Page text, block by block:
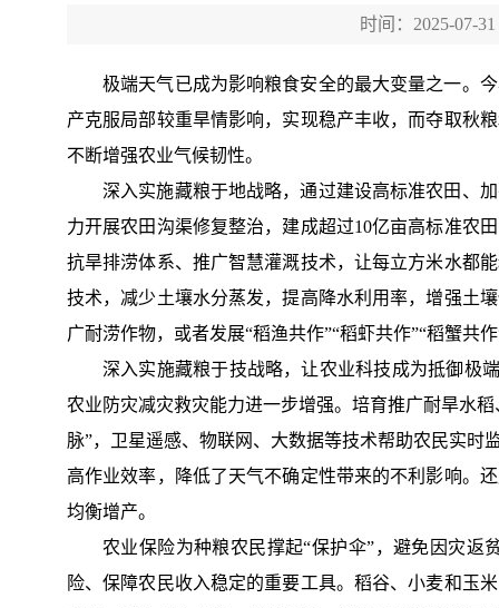
时间：2025-07-31
极端天气已成为影响粮食安全的最大变量之一。
产克服局部较重旱情影响，实现稳产丰收，而夺取秋
不断增强农业气候韧性。
深入实施藏粮于地战略，通过建设高标准农田、
力开展农田沟渠修复整治，建成超过10亿亩高标准农
抗旱排涝体系、推广智慧灌溉技术，让每立方米水都
技术，减少土壤水分蒸发，提高降水利用率，增强土
广耐涝作物，或者发展“稻渔共作”“稻虾共作”“稻蟹共
深入实施藏粮于技战略，让农业科技成为抵御极
农业防灾减灾救灾能力进一步增强。培育推广耐旱水
脉”，卫星遥感、物联网、大数据等技术帮助农民实
高作业效率，降低了天气不确定性带来的不利影响。
均衡增产。
农业保险为种粮农民撑起“保护伞”，避免因灾
险、保障农民收入稳定的重要工具。稻谷、小麦和玉